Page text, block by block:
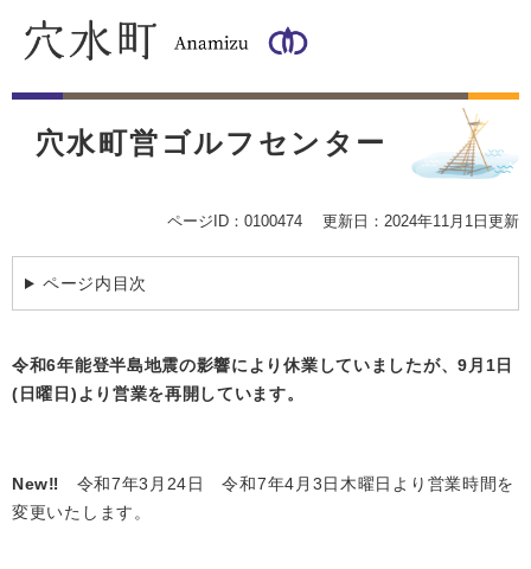
文
本
穴水町営ゴルフセンター
ページID：0100474 更新日：2024年11月1日更新
ページ内目次
令和6年能登半島地震の影響により休業していましたが、9月1日
(日曜日)より営業を再開しています。
New‼ 令和7年3月24日 令和7年4月3日木曜日より営業時間を
変更いたします。